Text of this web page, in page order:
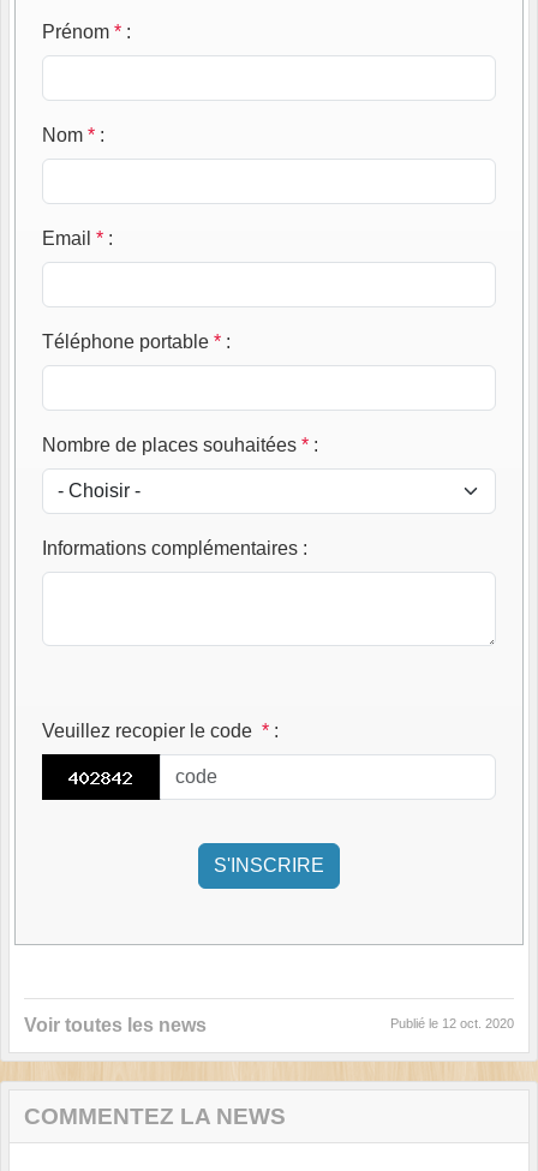
Prénom * :
Nom * :
Email * :
Téléphone portable * :
Nombre de places souhaitées * :
Informations complémentaires :
Veuillez recopier le code * :
Voir toutes les news Publié le 12 oct. 2020
COMMENTEZ LA NEWS